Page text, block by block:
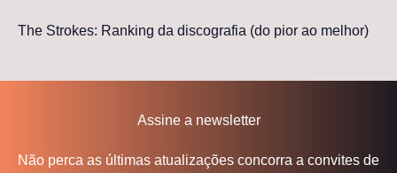
The Strokes: Ranking da discografia (do pior ao melhor)
Assine a newsletter
Não perca as últimas atualizações concorra a convites de